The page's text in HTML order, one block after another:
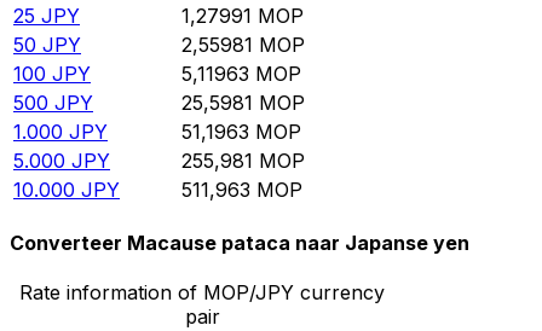
25 JPY 1,27991 MOP
50 JPY 2,55981 MOP
100 JPY 5,11963 MOP
500 JPY 25,5981 MOP
1.000 JPY 51,1963 MOP
5.000 JPY 255,981 MOP
10.000 JPY 511,963 MOP
Converteer Macause pataca naar Japanse yen
Rate information of MOP/JPY currency
pair